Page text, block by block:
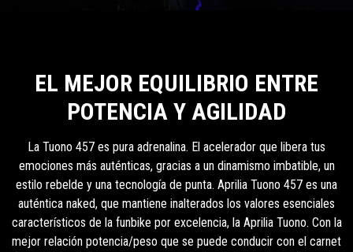
EL MEJOR EQUILIBRIO ENTRE
POTENCIA Y AGILIDAD
La Tuono 457 es pura adrenalina. El acelerador que libera tus
emociones más auténticas, gracias a un dinamismo imbatible, un
estilo rebelde y una tecnología de punta. Aprilia Tuono 457 es una
auténtica naked, que mantiene inalterados los valores esenciales
característicos de la funbike por excelencia, la Aprilia Tuono. Con la
mejor relación potencia/peso que se puede conducir con el carnet